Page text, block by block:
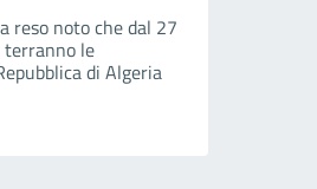
reso noto che dal 27
le
di Algeria